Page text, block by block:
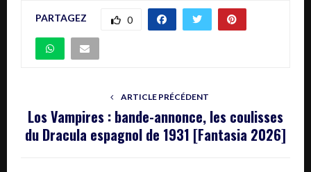
PARTAGEZ 0
ARTICLE PRÉCÉDENT
Los Vampires : bande-annonce, les coulisses
du Dracula espagnol de 1931 [Fantasia 2026]